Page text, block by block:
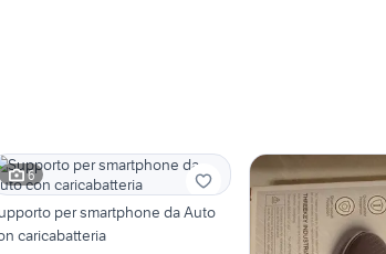
6
per smartphone da Auto
caricabatteria